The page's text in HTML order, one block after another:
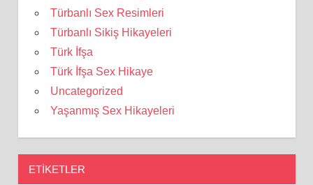
Türbanlı Sex Resimleri
Türbanlı Sikiş Hikayeleri
Türk İfşa
Türk İfşa Sex Hikaye
Uncategorized
Yaşanmış Sex Hikayeleri
ETIKETLER